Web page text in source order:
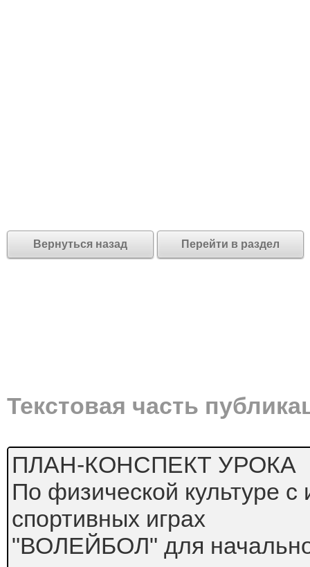
Вернуться назад Перейти в раздел
Текстовая часть
ПЛАН-КОНСПЕКТ УРОКА
По физической культуре
спортивных играх
"ВОЛЕЙБОЛ" для